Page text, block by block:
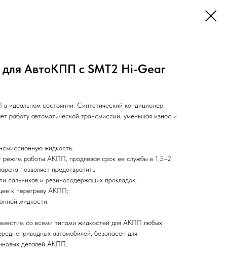
для АвтоКПП с SMT2 Hi-Gear
идеальном состоянии. Синтетический кондиционер
работу автоматической трансмиссии, уменьшая износ и
жидкость.
режим работы АКПП, продлевая срок ее службы в 1,5–2
позволяет предотвратить:
сальников и резиносодержащих прокладок;
к перегреву АКПП;
жидкости.
со всеми типами жидкостей для АКПП любых
автомобилей, безопасен для
деталей АКПП.